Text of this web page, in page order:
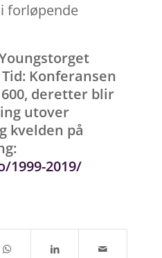
forløpende
Tid: Konferansen
deretter blir
utover
kvelden på
2019/